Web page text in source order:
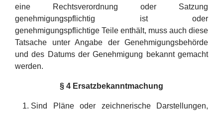
eine Rechtsverordnung oder Satzung
genehmigungspflichtig ist oder
genehmigungspflichtige Teile enthält, muss auch diese
Tatsache unter Angabe der Genehmigungsbehörde
und des Datums der Genehmigung bekannt gemacht
werden.
§ 4 Ersatzbekanntmachung
Sind Pläne oder zeichnerische Darstellungen,